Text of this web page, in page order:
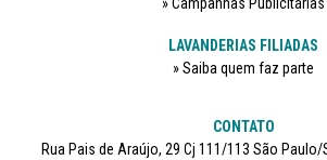
LAVANDERIAS FILIADAS
Saiba quem faz parte
CONTATO
Rua Pais de Araújo, 29 Cj 111/113 São Paulo/